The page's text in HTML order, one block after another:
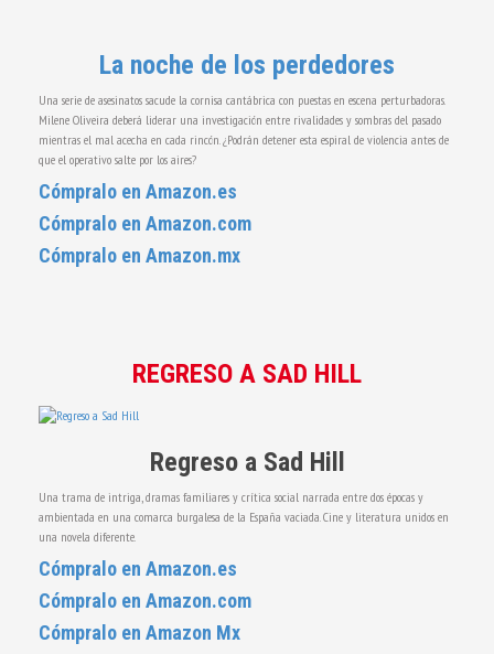
La noche de los perdedores
Una serie de asesinatos sacude la cornisa cantábrica con puestas en escena perturbadoras.
Milene Oliveira deberá liderar una investigación entre rivalidades y sombras del pasado
mientras el mal acecha en cada rincón. ¿Podrán detener esta espiral de violencia antes de
que el operativo salte por los aires?
Cómpralo en Amazon.es
Cómpralo en Amazon.com
Cómpralo en Amazon.mx
REGRESO A SAD HILL
Regreso a Sad Hill
Una trama de intriga, dramas familiares y crítica social narrada entre dos épocas y
ambientada en una comarca burgalesa de la España vaciada. Cine y literatura unidos en
una novela diferente.
Cómpralo en Amazon.es
Cómpralo en Amazon.com
Cómpralo en Amazon Mx